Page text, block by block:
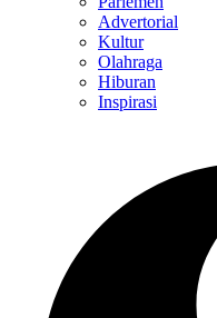
Advertorial
Kultur
Olahraga
Hiburan
Inspirasi